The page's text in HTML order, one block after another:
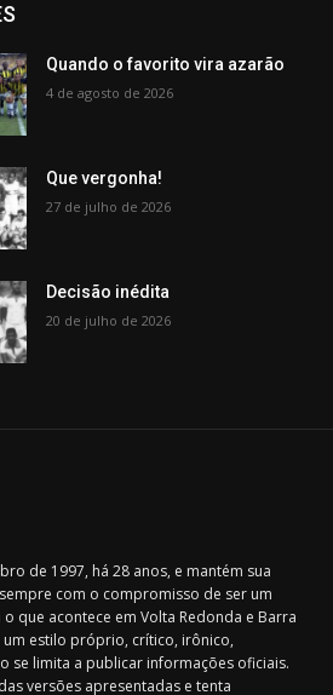
Quando o favorito vira azarão
4 de agosto de 2026
Que vergonha!
27 de julho de 2026
Decisão inédita
20 de julho de 2026
de 1997, há 28 anos, e mantém sua
com o compromisso de ser um
que acontece em Volta Redonda e Barra
estilo próprio, crítico, irônico,
se limita a publicar informações oficiais.
versões apresentadas e tenta